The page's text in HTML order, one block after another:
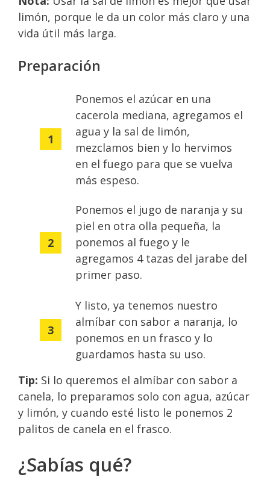
limón, porque le da un color más claro y una
vida útil más larga.
Preparación
Ponemos el azúcar en una
cacerola mediana, agregamos el
agua y la sal de limón,
mezclamos bien y lo hervimos
en el fuego para que se vuelva
más espeso.
Ponemos el jugo de naranja y su
piel en otra olla pequeña, la
ponemos al fuego y le
agregamos 4 tazas del jarabe del
primer paso.
Y listo, ya tenemos nuestro
almíbar con sabor a naranja, lo
ponemos en un frasco y lo
guardamos hasta su uso.
Tip: Si lo queremos el almíbar con sabor a
canela, lo preparamos solo con agua, azúcar
y limón, y cuando esté listo le ponemos 2
palitos de canela en el frasco.
¿Sabías qué?